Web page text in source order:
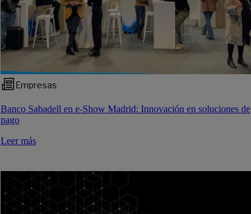
Empresas
Banco Sabadell en e-Show Madrid: Innovación en soluciones de
pago
Leer más